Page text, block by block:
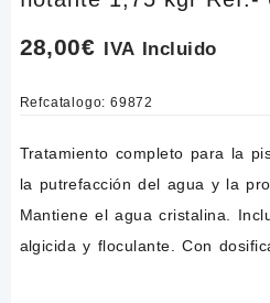
28,00€ IVA Incluido
Refcatalogo: 69872
Tratamiento completo para la
la putrefacción del agua y la
Mantiene el agua cristalina.
algicida y floculante. Con